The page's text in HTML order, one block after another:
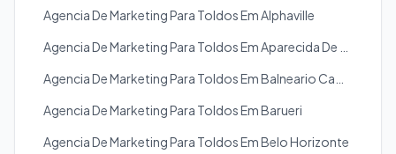
Agencia De Marketing Para Toldos Em Alphaville
Agencia De Marketing Para Toldos Em Barueri
Agencia De Marketing Para Toldos Em Belo Horizonte